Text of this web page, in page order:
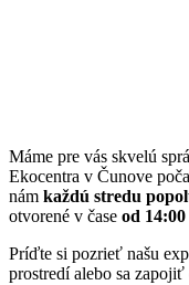
Máme pre vás skvelú
Ekocentra v Čunove
nám každú stredu
otvorené v čase od
Príďte si pozrieť našu
prostredí alebo sa